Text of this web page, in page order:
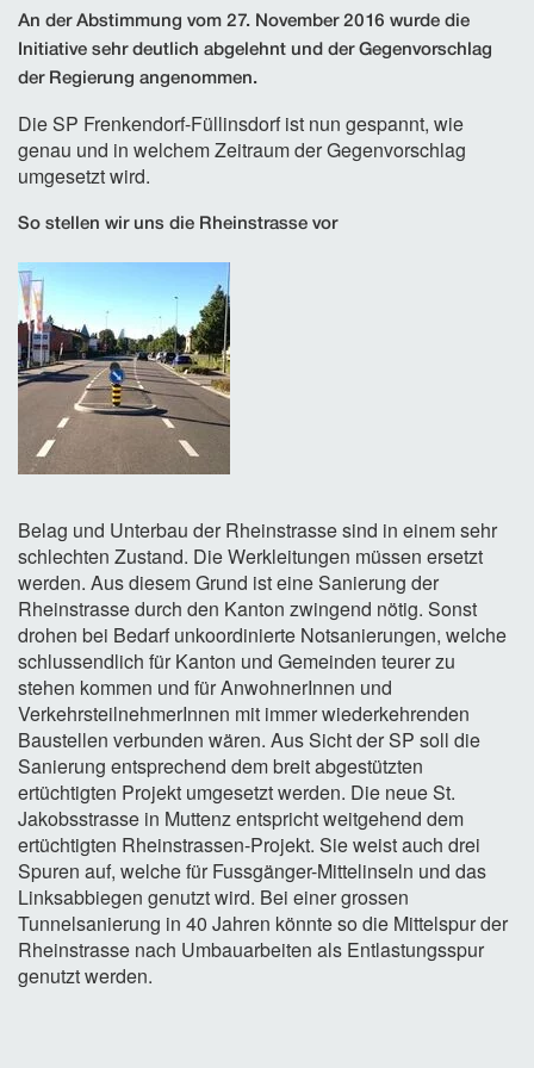
An der Abstimmung vom 27. November 2016 wurde die
Initiative sehr deutlich abgelehnt und der Gegenvorschlag
der Regierung angenommen.
Die SP Frenkendorf-Füllinsdorf ist nun gespannt, wie
genau und in welchem Zeitraum der Gegenvorschlag
umgesetzt wird.
So stellen wir uns die Rheinstrasse vor
Belag und Unterbau der Rheinstrasse sind in einem sehr
schlechten Zustand. Die Werkleitungen müssen ersetzt
werden. Aus diesem Grund ist eine Sanierung der
Rheinstrasse durch den Kanton zwingend nötig. Sonst
drohen bei Bedarf unkoordinierte Notsanierungen, welche
schlussendlich für Kanton und Gemeinden teurer zu
stehen kommen und für AnwohnerInnen und
VerkehrsteilnehmerInnen mit immer wiederkehrenden
Baustellen verbunden wären. Aus Sicht der SP soll die
Sanierung entsprechend dem breit abgestützten
ertüchtigten Projekt umgesetzt werden. Die neue St.
Jakobsstrasse in Muttenz entspricht weitgehend dem
ertüchtigten Rheinstrassen-Projekt. Sie weist auch drei
Spuren auf, welche für Fussgänger-Mittelinseln und das
Linksabbiegen genutzt wird. Bei einer grossen
Tunnelsanierung in 40 Jahren könnte so die Mittelspur der
Rheinstrasse nach Umbauarbeiten als Entlastungsspur
genutzt werden.